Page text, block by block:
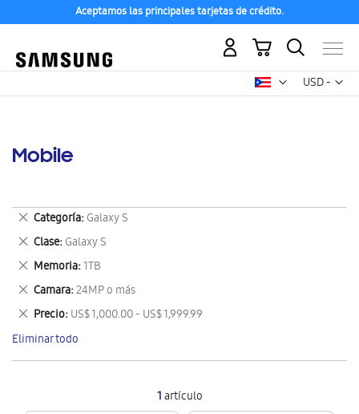
Aceptamos las principales tarjetas de crédito.
USD -
dólar
Mi carrito
Mobile
1artículo
Categoría Galaxy S
Eliminar
este
artículo
Clase Galaxy S
Eliminar
este
artículo
Memoria 1TB
Eliminar
este
artículo
Camara 24MP o más
Eliminar
este
artículo
Precio US$ 1,000.00 - US$ 1,999.99
Eliminar
este
artículo
Eliminar todo